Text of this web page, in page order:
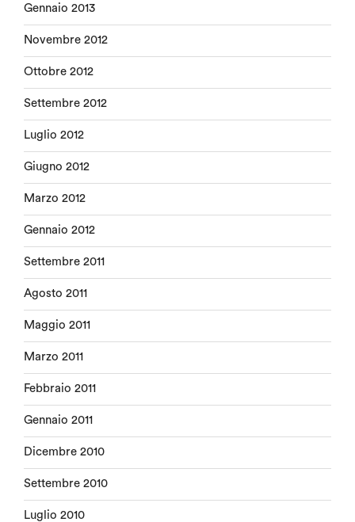
Gennaio 2013
Novembre 2012
Ottobre 2012
Settembre 2012
Luglio 2012
Giugno 2012
Marzo 2012
Gennaio 2012
Settembre 2011
Agosto 2011
Maggio 2011
Marzo 2011
Febbraio 2011
Gennaio 2011
Dicembre 2010
Settembre 2010
Luglio 2010